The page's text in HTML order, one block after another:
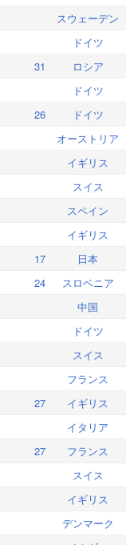
スウェーデン
ドイツ
31
ロシア
ドイツ
26
ドイツ
オーストリア
イギリス
スイス
スペイン
イギリス
17
日本
24
スロベニア
中国
ドイツ
スイス
フランス
27
イギリス
イタリア
27
フランス
スイス
イギリス
デンマーク